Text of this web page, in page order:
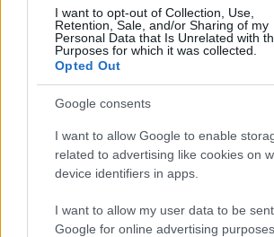
I want to opt-out of Collection, Use,
Retention, Sale, and/or Sharing of my
Personal Data that Is Unrelated with
Purposes for which it was collected.
Opted Out
Google consents
I want to allow Google to enable
related to advertising like cookies on
device identifiers in apps.
I want to allow my user data to be
Google for online advertising purposes.
Öltöny van egysoros,
A hozzászóláshoz be kell lépned!